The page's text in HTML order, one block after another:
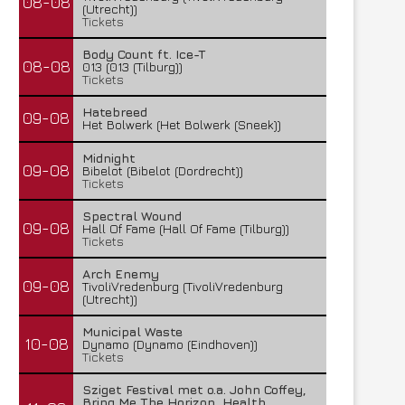
(Utrecht))
Tickets
08-08
Body Count ft. Ice-T
013 (013 (Tilburg))
Tickets
09-08
Hatebreed
Het Bolwerk (Het Bolwerk (Sneek))
09-08
Midnight
Bibelot (Bibelot (Dordrecht))
Tickets
09-08
Spectral Wound
Hall Of Fame (Hall Of Fame (Tilburg))
Tickets
09-08
Arch Enemy
TivoliVredenburg (TivoliVredenburg
(Utrecht))
10-08
Municipal Waste
Dynamo (Dynamo (Eindhoven))
Tickets
Sziget Festival met o.a. John Coffey,
Bring Me The Horizon, Health